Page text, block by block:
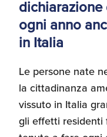
negli
ogni anno
in Italia
Le persone nate
la cittadinanza
vissuto in Italia
gli effetti residenti